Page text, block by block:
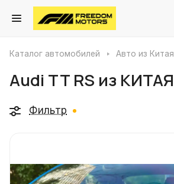
Каталог автомобилей Авто из Китая
Audi TT RS из КИТАЯ
Фильтр